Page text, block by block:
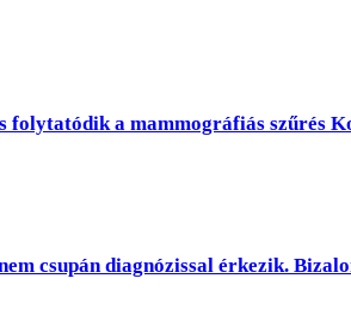
folytatódik a mammográfiás szűrés
csupán diagnózissal érkezik.